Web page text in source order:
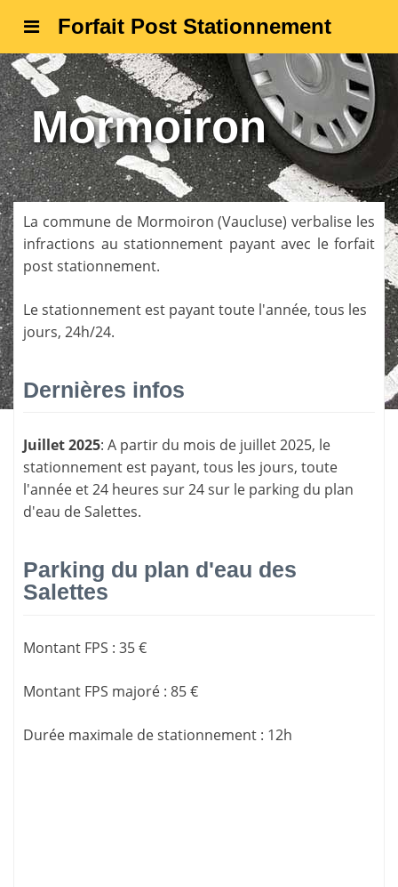
Forfait Post Stationnement
Mormoiron
La commune de Mormoiron (Vaucluse) verbalise les
infractions au stationnement payant avec le forfait
post stationnement.
Le stationnement est payant toute l'année, tous les
jours, 24h/24.
Dernières infos
Juillet 2025: A partir du mois de juillet 2025, le
stationnement est payant, tous les jours, toute
l'année et 24 heures sur 24 sur le parking du plan
d'eau de Salettes.
Parking du plan d'eau des
Salettes
Montant FPS : 35 €
Montant FPS majoré : 85 €
Durée maximale de stationnement : 12h